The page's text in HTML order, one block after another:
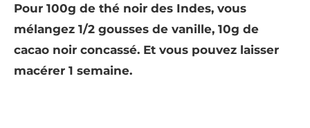
Pour 100g de thé noir des Indes, vous
mélangez 1/2 gousses de vanille, 10g de
cacao noir concassé. Et vous pouvez laisser
macérer 1 semaine.